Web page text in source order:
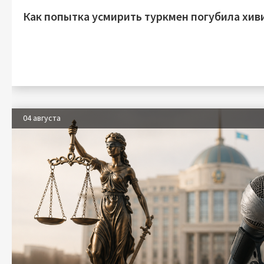
Как попытка усмирить туркмен погубила
04 августа